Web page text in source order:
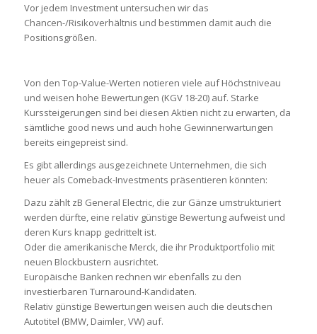
Vor jedem Investment untersuchen wir das
Chancen-/Risikoverhältnis und bestimmen damit auch die
Positionsgrößen.
Von den Top-Value-Werten notieren viele auf Höchstniveau
und weisen hohe Bewertungen (KGV 18-20) auf. Starke
Kurssteigerungen sind bei diesen Aktien nicht zu erwarten, da
sämtliche good news und auch hohe Gewinnerwartungen
bereits eingepreist sind.
Es gibt allerdings ausgezeichnete Unternehmen, die sich
heuer als Comeback-Investments präsentieren könnten:
Dazu zählt zB General Electric, die zur Gänze umstrukturiert
werden dürfte, eine relativ günstige Bewertung aufweist und
deren Kurs knapp gedrittelt ist.
Oder die amerikanische Merck, die ihr Produktportfolio mit
neuen Blockbustern ausrichtet.
Europäische Banken rechnen wir ebenfalls zu den
investierbaren Turnaround-Kandidaten.
Relativ günstige Bewertungen weisen auch die deutschen
Autotitel (BMW, Daimler, VW) auf.